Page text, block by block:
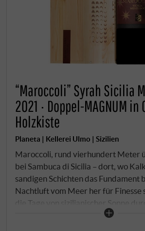
“Maroccoli” Syrah Sicilia
2021 · Doppel-MAGNUM
Holzkiste
Planeta | Kellerei Ulmo | Sizilien
Maroccoli, rund vierhundert Meter
bei Sambuca di Sicilia – dort, wo
sandigen Schichten das Fundament
Nachtluft vom Meer her für Finesse
die Tage von sizilianischer Sonne
Diego Planeta erkannte früh, dass